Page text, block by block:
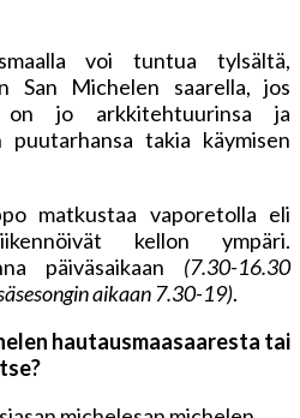
voi tuntua tylsältä,
San Michelen saarella, jos
on jo arkkitehtuurinsa ja
takia käymisen
matkustaa vaporetolla eli
kellon ympäri.
päiväsaikaan (7.30-16.30
aikaan 7.30-19).
hautausmaasaaresta tai